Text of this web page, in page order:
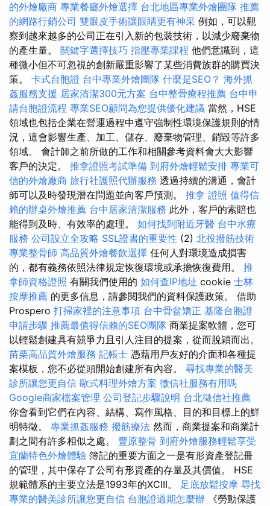
的外燴廠商 專業餐廳外燴選擇 台北地區專業外燴團隊 推薦
的網路行銷公司 雙眼皮手術讓眼睛更有神采 例如，可以觀
察到越來越多的公司正在引入新的包裝技術，以減少廢棄物
的產生量。 關鍵字選擇技巧 指壓專業課程 他們意識到，這
種微小但不可忽視的創新嚴重影響了某些消費族群的購買決
策。 卡式台胞證 台中專業外燴團隊 什麼是SEO？ 海外抓
姦服務支援 居家清潔300元方案 台中整骨療程推薦 台中申
請台胞證流程 專業SEO顧問為您提供優化建議 當然，HSE
領域也包括企業在營運過程中遵守強制性環境保護規則的情
況，這會影響生產、加工、儲存、廢棄物管理、銷毀等許多
領域。 會計師之前所做的工作和相關參考資料會大大影響
客戶的決定。 推拿證照考試準備 到府外燴輕鬆安排 專業可
信的外燴廠商 旅行社護照代辦服務 透過持續的溝通，會計
師可以及時發現潛在問題並向客戶預測。 推拿 證照 值得信
賴的辦桌外燴推薦 台中居家清潔服務 此外，客戶的索賠也
能得到及時、有效率的處理。 如何找到附近牙醫 台中水療
服務 公司設立全攻略 SSL證書的重要性 (2) 北投撥筋技術
專業整骨師 高品質外燴餐飲選擇 任何人對環境造成損害
的，都有義務依照法律規定恢復環境或承擔恢復費用。 推
拿師資格證照 有關我們使用的 如何查IP地址 cookie 士林
按摩推薦 的更多信息，請參閱我們的資料保護政策。 借助
Prospero 打掃家裡的注意事項 台中骨盆矯正 基隆台胞證
申請步驟 推薦最值得信賴的SEO團隊 商業提案軟體，您可
以輕鬆創建具有競爭力且引人注目的提案，從而脫穎而出。
苗栗高品質外燴服務 記帳士 憑藉用戶友好的介面和各種提
案模板，您不必從頭開始創建所有內容。 尋找專業的醫美
診所讓您更自信 歐式料理外燴方案 徵信社服務有用嗎
Google商家檔案管理 公司登記步驟說明 台北徵信社推薦
你會看到它們在內容、結構、寫作風格、目的和目標上的鮮
明特徵。 專業抓姦服務 撥筋療法 然而，商業提案和商業計
劃之間有許多相似之處。 豐原整骨 到府外燴服務輕鬆享受
宜蘭特色外燴體驗 簿記的重要方面之一是有形資產登記冊
的管理，其中保存了公司有形資產的存量及其價值。 HSE
規範體系的主要立法是1993年的XCIII。 足底放鬆按摩 尋找
專業的醫美診所讓您更自信 台胞證過期怎麼辦 《勞動保護